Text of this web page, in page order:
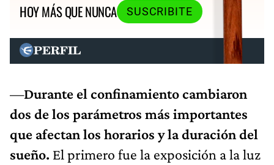
HOY MÁS QUE NUNCA
SUSCRIBITE
—Durante el confinamiento cambiaron
dos de los parámetros más importantes
que afectan los horarios y la duración del
sueño. El primero fue la exposición a la luz